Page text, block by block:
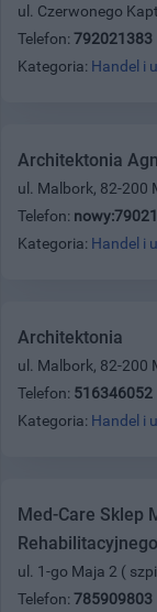
ul. Czerwonego
Telefon: 792021383
Kategoria: Handel i
Architektonia
ul. Malbork, 82-200
Telefon:
Kategoria: Handel i
Architektonia
ul. Malbork, 82-200
Telefon: 516346052
Kategoria: Handel i
Med-Care Sklep
Rehabilitacyjnego
ul. 1-go Maja 2 (
Telefon: 785909803